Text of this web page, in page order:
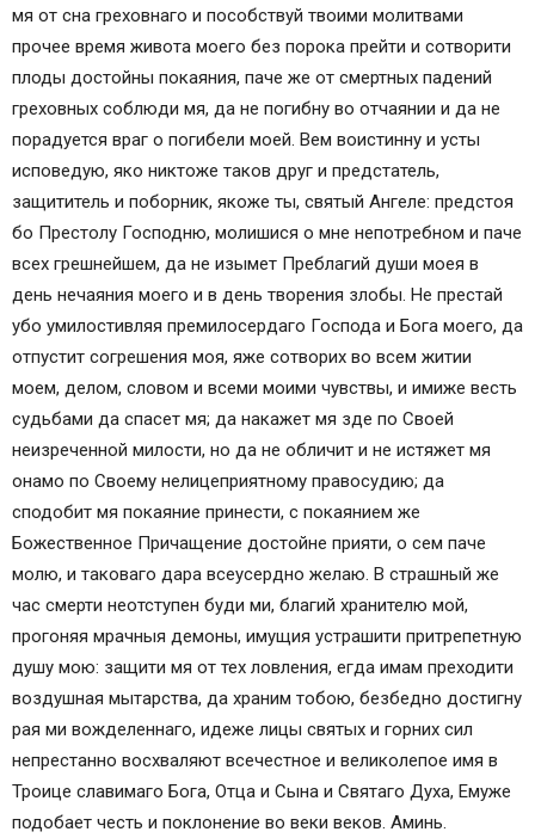
Молитва Ангелу-хранителю на все случаи жизни
Молитва Ангелу-хранителю о помощи
Молитва Ангелу-хранителю о помощи в делах
Молитва Ангелу-хранителю за детей
Молитва Ангелу-хранителю о помощи в любви
Благодарственная молитва Ангелу-хранителю
Сохранить молитвы в социальных сетях:
Навигация по записям
7 сильных молитв Ангелу-хранителю : 5
комментариев
Молитвослов на современном русском языке
МОЛИТВЫ АНГЕЛАМ
Молитвы Ангелу-хранителю
Полное вечернее молитвенное правило на
русском языке
Полное вечернее молитвенное правило:
Начинательная молитва
Молитва Святому Духу
Молитва Пресвятой Троице
Молитва Господня
Молитва 1-я, святого Макария Великого, к Богу
Отцу
Молитва 2-я, святого Антиоха, ко Господу
нашему Иисусу Христу
Молитва 3-я, преподобного Ефрема Сирина ко
Пресвятому Духу
Молитва 4-я, святого Макария Великого
мя от сна греховнаго и пособствуй твоими молитвами
прочее время живота моего без порока прейти и сотворити
плоды достойны покаяния, паче же от смертных падений
греховных соблюди мя, да не погибну во отчаянии и да не
порадуется враг о погибели моей. Вем воистинну и усты
исповедую, яко никтоже таков друг и предстатель,
защититель и поборник, якоже ты, святый Ангеле: предстоя
бо Престолу Господню, молишися о мне непотребном и паче
всех грешнейшем, да не изымет Преблагий души моея в
день нечаяния моего и в день творения злобы. Не престай
убо умилостивляя премилосердаго Господа и Бога моего, да
отпустит согрешения моя, яже сотворих во всем житии
моем, делом, словом и всеми моими чувствы, и имиже весть
судьбами да спасет мя; да накажет мя зде по Своей
неизреченной милости, но да не обличит и не истяжет мя
онамо по Своему нелицеприятному правосудию; да
сподобит мя покаяние принести, с покаянием же
Божественное Причащение достойне прияти, о сем паче
молю, и таковаго дара всеусердно желаю. В страшный же
час смерти неотступен буди ми, благий хранителю мой,
прогоняя мрачныя демоны, имущия устрашити притрепетную
душу мою: защити мя от тех ловления, егда имам преходити
воздушная мытарства, да храним тобою, безбедно достигну
рая ми вожделеннаго, идеже лицы святых и горних сил
непрестанно восхваляют всечестное и великолепое имя в
Троице славимаго Бога, Отца и Сына и Святаго Духа, Емуже
подобает честь и поклонение во веки веков. Аминь.